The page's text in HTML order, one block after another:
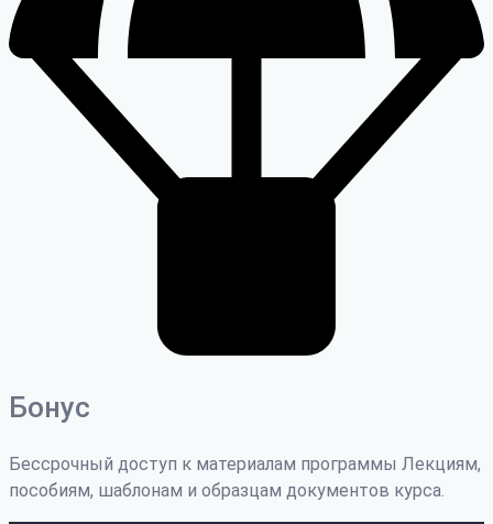
Бонус
Бессрочный доступ к материалам программы Лекциям,
пособиям, шаблонам и образцам документов курса.